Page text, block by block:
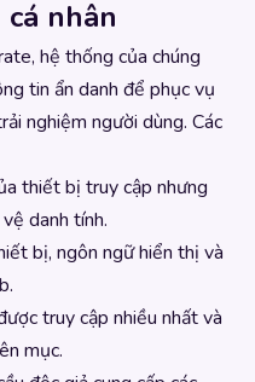
nhân
hệ thống của chúng
tin ẩn danh để phục vụ
nghiệm người dùng. Các
thiết bị truy cập nhưng
danh tính.
bị, ngôn ngữ hiển thị và
truy cập nhiều nhất và
mục.